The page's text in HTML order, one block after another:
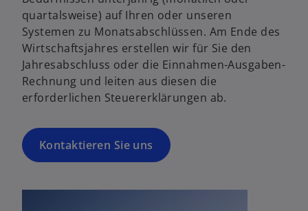
quartalsweise) auf Ihren oder unseren
Systemen zu Monatsabschlüssen. Am Ende des
Wirtschaftsjahres erstellen wir für Sie den
Jahresabschluss oder die Einnahmen-Ausgaben-
Rechnung und leiten aus diesen die
erforderlichen Steuererklärungen ab.
Kontaktieren Sie uns